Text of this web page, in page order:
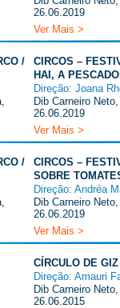
26.06.2019
Ver Mais >
/
CIRCOS –
HAI, A
Direção: Joana
Dib Carneiro
26.06.2019
Ver Mais >
/
CIRCOS –
SOBRE
Direção: Andréa
Dib Carneiro
26.06.2019
Ver Mais >
CÍRCULO DE GIZ
Direção: Amauri
Dib Carneiro
26.06.2015